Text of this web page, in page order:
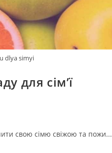
dlya simyi
для сім’ї
свою сімю свіжою та пожи...